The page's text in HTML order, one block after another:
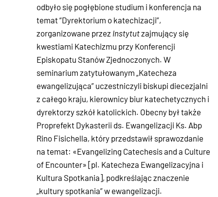
odbyło się pogłębione studium i konferencja na
temat “Dyrektorium o katechizacji”,
zorganizowane przez Instytutzajmujący się
kwestiami Katechizmu przy Konferencji
Episkopatu Stanów Zjednoczonych. W
seminarium zatytułowanym „Katecheza
ewangelizująca” uczestniczyli biskupi diecezjalni
z całego kraju, kierownicy biur katechetycznych i
dyrektorzy szkół katolickich. Obecny był także
Proprefekt Dykasterii ds. Ewangelizacji Ks. Abp
Rino Fisichella, który przedstawił sprawozdanie
na temat: «Evangelizing Catechesis and a Culture
of Encounter» [pl. Katecheza Ewangelizacyjna i
Kultura Spotkania], podkreślając znaczenie
„kultury spotkania” w ewangelizacji.